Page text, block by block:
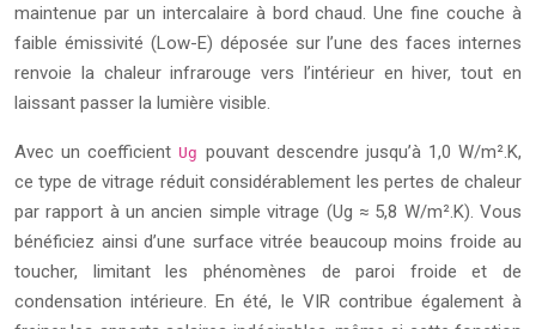
maintenue par un intercalaire à bord chaud. Une fine couche à
faible émissivité (Low-E) déposée sur l’une des faces internes
renvoie la chaleur infrarouge vers l’intérieur en hiver, tout en
laissant passer la lumière visible.
Avec un coefficient Ug pouvant descendre jusqu’à 1,0 W/m².K,
ce type de vitrage réduit considérablement les pertes de chaleur
par rapport à un ancien simple vitrage (Ug ≈ 5,8 W/m².K). Vous
bénéficiez ainsi d’une surface vitrée beaucoup moins froide au
toucher, limitant les phénomènes de paroi froide et de
condensation intérieure. En été, le VIR contribue également à